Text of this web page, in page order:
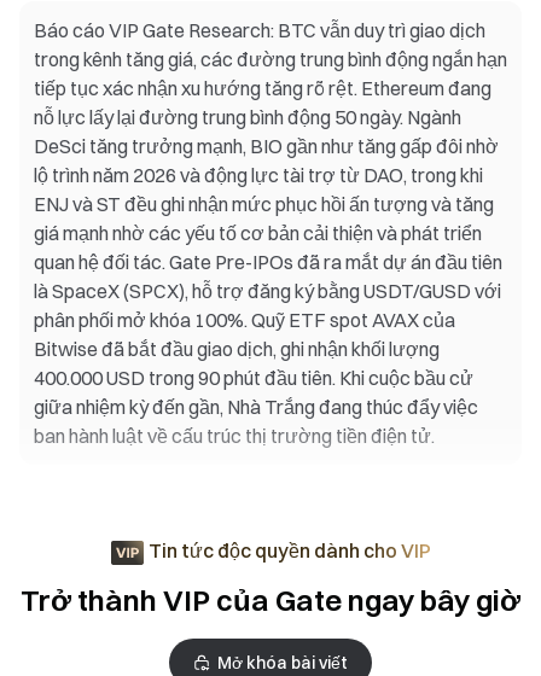
Báo cáo VIP Gate Research: BTC vẫn duy trì giao dịch
trong kênh tăng giá, các đường trung bình động ngắn hạn
tiếp tục xác nhận xu hướng tăng rõ rệt. Ethereum đang
nỗ lực lấy lại đường trung bình động 50 ngày. Ngành
DeSci tăng trưởng mạnh, BIO gần như tăng gấp đôi nhờ
lộ trình năm 2026 và động lực tài trợ từ DAO, trong khi
ENJ và ST đều ghi nhận mức phục hồi ấn tượng và tăng
giá mạnh nhờ các yếu tố cơ bản cải thiện và phát triển
quan hệ đối tác. Gate Pre-IPOs đã ra mắt dự án đầu tiên
là SpaceX (SPCX), hỗ trợ đăng ký bằng USDT/GUSD với
phân phối mở khóa 100%. Quỹ ETF spot AVAX của
Bitwise đã bắt đầu giao dịch, ghi nhận khối lượng
400.000 USD trong 90 phút đầu tiên. Khi cuộc bầu cử
giữa nhiệm kỳ đến gần, Nhà Trắng đang thúc đẩy việc
ban hành luật về cấu trúc thị trường tiền điện tử.
Tin tức độc quyền dành cho VIP
Trở thành VIP của Gate ngay bây giờ
Mở khóa bài viết